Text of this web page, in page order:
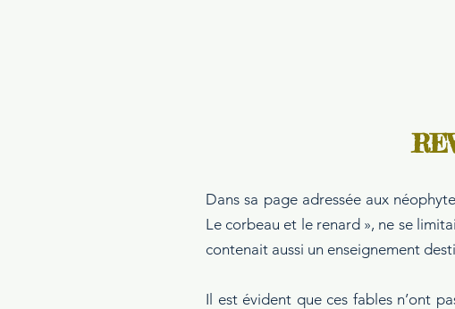
Dans sa page adressée aux
Le corbeau et le renard », ne se
contenait aussi un enseignement
Il est évident que ces fables n’ont